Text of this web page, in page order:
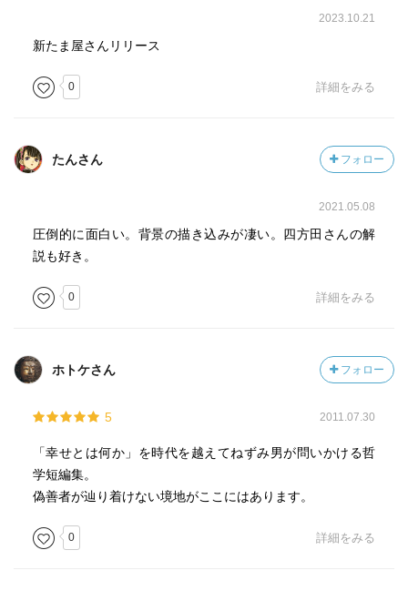
しょうか。
いずれも、時代劇だったり、(執筆当時の)現代劇だったりし
ます。
か幸福になりたいなあ」、と思うけど、上手く行かない。
●富んで恵まれている人は、当然のように汚いことをして、
それを恥もせず、当たり前として生きていく。
て独特の脱力感。でもって、描かれています。
て、カワイイの。
これ、時代劇で、そして子供の世界に置き換えて、国家な
り支配なり権力なりという大きな題材に、ひょうひょうと
挑んでいて、
その考察と皮肉はとても面白い。わくわくします。
塚治虫さんや小松左京さんや筒井康隆さんのような、
2023.10.21
新たま屋さんリリース
0 詳細をみる
たんさん フォロー
2021.05.08
圧倒的に面白い。背景の描き込みが凄い。四方田さんの解
説も好き。
0 詳細をみる
ホトケさん フォロー
5 2011.07.30
「幸せとは何か」を時代を越えてねずみ男が問いかける哲
学短編集。
偽善者が辿り着けない境地がここにはあります。
0 詳細をみる